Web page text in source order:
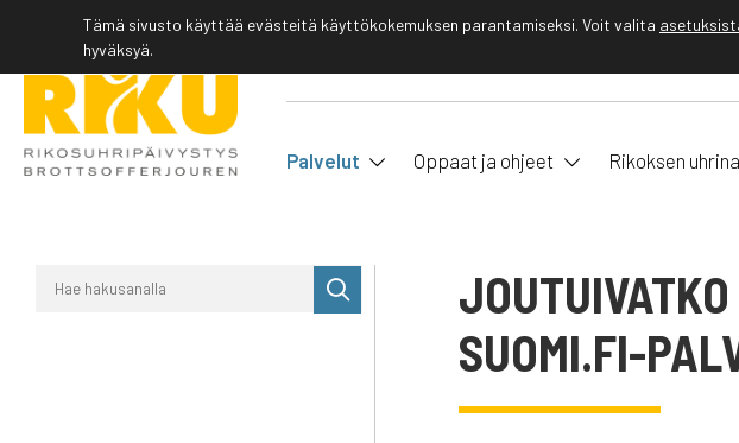
Palvelut Oppaat ja ohjeet Rikoksen uhrina
haku
SUOMI.FI-
Tämä sivusto käyttää evästeitä käyttökokemuksen parantamiseksi. Voit valita
hyväksyä.